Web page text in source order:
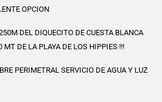
OPCION
DEL DIQUECITO DE CUESTA BLANCA
MT DE LA PLAYA DE LOS HIPPIES !!!
PERIMETRAL SERVICIO DE AGUA Y LUZ